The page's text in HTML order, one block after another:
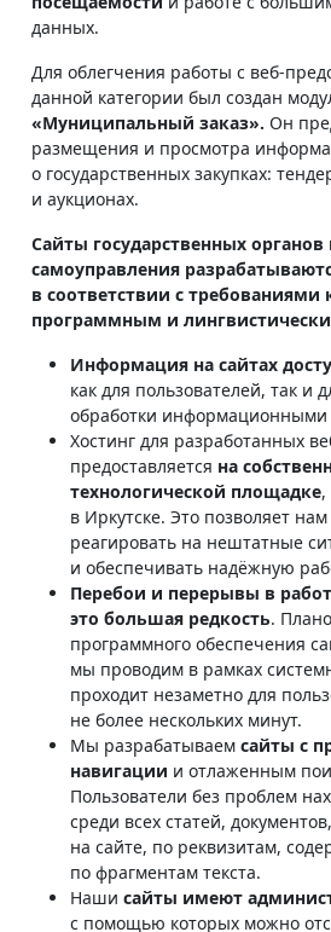
данных.
Для облегчения работы с веб-
данной категории был создан
«Муниципальный заказ». Он
размещения и просмотра
о государственных закупках:
и аукционах.
Сайты государственных органов
самоуправления
в соответствии с требованиями
программным и
Информация на сайтах
как для пользователей, так и
обработки информационными
Хостинг для разработанных
предоставляется на
технологической площадке
в Иркутске. Это позволяет
реагировать на нештатные
и обеспечивать надёжную
Перебои и перерывы в
это большая редкость.
программного обеспечения
мы проводим в рамках
проходит незаметно для
не более нескольких минут.
Мы разрабатываем сайты с
навигации и отлаженным
Пользователи без проблем
среди всех статей,
на сайте, по реквизитам,
по фрагментам текста.
Наши сайты имеют
с помощью которых можно